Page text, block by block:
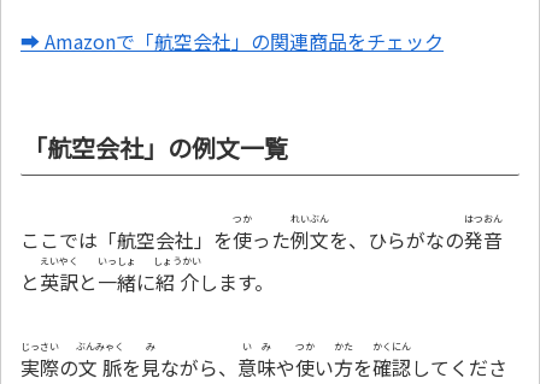
➡ Amazonで「航空会社」の関連商品をチェック
「航空会社」の例文一覧
ここでは「航空会社」を使
つか
った例文
れいぶん
を、ひらがなの発音
はつおん
と英訳
えいやく
と一緒
いっしょ
に紹介
しょうかい
します。
実際
じっさい
の文脈
ぶんみゃく
を見
み
ながら、 意味
いみ
や使
つか
い方
かた
を確認
かくにん
してくださ